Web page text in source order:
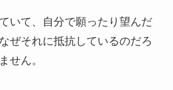
いて、自分で願ったり望んだ
ぜそれに抵抗しているのだろ
せん。